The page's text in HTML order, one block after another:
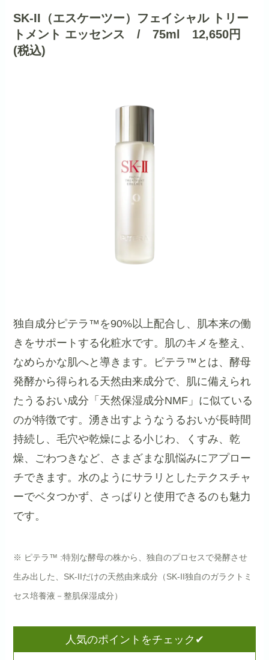
SK-II（エスケーツー）フェイシャル トリー
トメント エッセンス / 75ml 12,650円
(税込)
独自成分ピテラ™を90%以上配合し、肌本来の働
きをサポートする化粧水です。肌のキメを整え、
なめらかな肌へと導きます。ピテラ™とは、酵母
発酵から得られる天然由来成分で、肌に備えられ
たうるおい成分「天然保湿成分NMF」に似ている
のが特徴です。湧き出すようなうるおいが長時間
持続し、毛穴や乾燥による小じわ、くすみ、乾
燥、ごわつきなど、さまざまな肌悩みにアプロー
チできます。水のようにサラリとしたテクスチャ
ーでベタつかず、さっぱりと使用できるのも魅力
です。
※ ピテラ™ :特別な酵母の株から、独自のプロセスで発酵させ
生み出した、SK-IIだけの天然由来成分（SK-II独自のガラクトミ
セス培養液－整肌保湿成分）
人気のポイントをチェック✔